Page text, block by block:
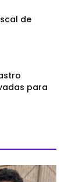
de
para